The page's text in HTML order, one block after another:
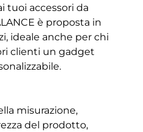
tuoi accessori da
è proposta in
ideale anche per chi
clienti un gadget
misurazione,
del prodotto,